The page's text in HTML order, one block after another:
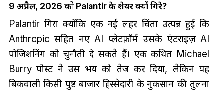
9 अप्रैल, 2026 को Palantir के शेयर क्यों गिरे?
Palantir गिरा क्योंकि एक नई लहर चिंता उत्पन्न हुई कि
Anthropic सहित नए AI प्लेटफ़ॉर्म उसके एंटरप्राइज़ AI
पोजिशनिंग को चुनौती दे सकते हैं। एक कथित Michael
Burry पोस्ट ने उस भय को तेज कर दिया, लेकिन यह
बिकवाली किसी पुष्ट बाजार हिस्सेदारी के नुकसान की तुलना